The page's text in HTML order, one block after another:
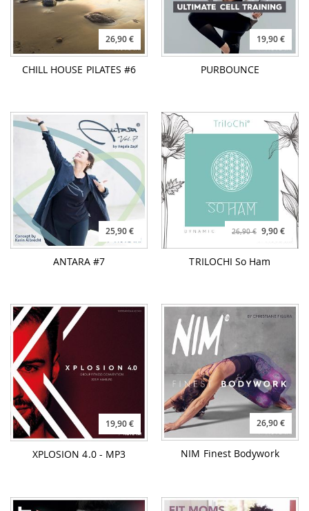
26,90 €
CHILL HOUSE PILATES #6
19,90 €
PURBOUNCE
25,90 €
ANTARA #7
26,90 € 9,90 €
TRILOCHI So Ham
19,90 €
XPLOSION 4.0 - MP3
26,90 €
NIM Finest Bodywork